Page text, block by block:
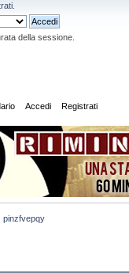
della sessione.
Accedi Registrati
pinzfvepqy